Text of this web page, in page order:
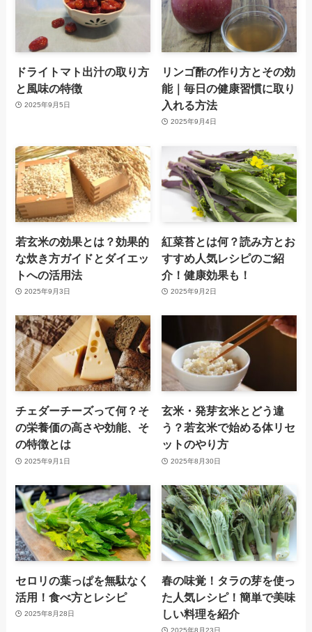
ドライトマト出汁の取り方
と風味の特徴
2025年9月5日
リンゴ酢の作り方とその効
能｜毎日の健康習慣に取り
入れる方法
2025年9月4日
若玄米の効果とは？効果的
な炊き方ガイドとダイエッ
トへの活用法
2025年9月3日
紅菜苔とは何？読み方とお
すすめ人気レシピのご紹
介！健康効果も！
2025年9月2日
チェダーチーズって何？そ
の栄養価の高さや効能、そ
の特徴とは
2025年9月1日
玄米・発芽玄米とどう違
う？若玄米で始める体リセ
ットのやり方
2025年8月30日
セロリの葉っぱを無駄なく
活用！食べ方とレシピ
2025年8月28日
春の味覚！タラの芽を使っ
た人気レシピ！簡単で美味
しい料理を紹介